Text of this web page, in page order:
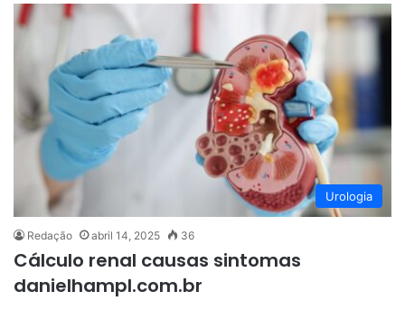
Urologia
Redação abril 14, 2025 36
Cálculo renal causas sintomas
danielhampl.com.br